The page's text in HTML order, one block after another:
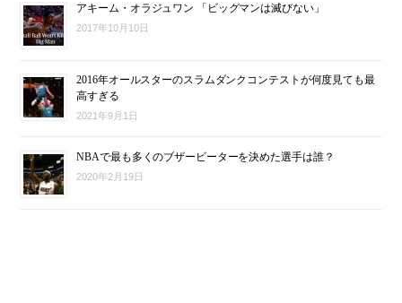
アキーム・オラジュワン 「ビッグマンは滅びない」
2017年10月10日
2016年オールスターのスラムダンクコンテストが何度見ても最
高すぎる
2021年9月1日
NBAで最も多くのブザービーターを決めた選手は誰？
2020年2月19日